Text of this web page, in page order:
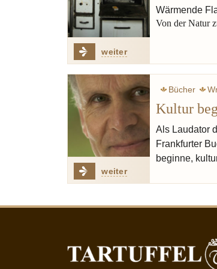
weiter
Wärmende
Von der Natur
weiter
Bücher
Kultur
Als Laudator
Frankfurter
beginne,